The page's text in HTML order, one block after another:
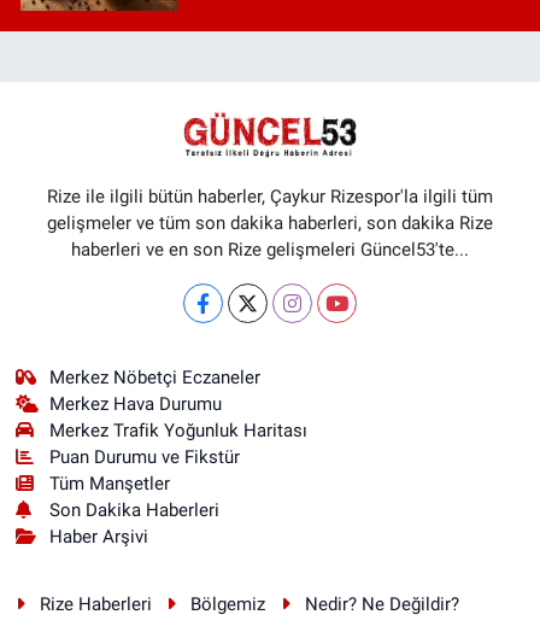
Rize ile ilgili bütün haberler, Çaykur Rizespor'la ilgili tüm
gelişmeler ve tüm son dakika haberleri, son dakika Rize
haberleri ve en son Rize gelişmeleri Güncel53'te...
Merkez Nöbetçi Eczaneler
Merkez Hava Durumu
Merkez Trafik Yoğunluk Haritası
Puan Durumu ve Fikstür
Tüm Manşetler
Son Dakika Haberleri
Haber Arşivi
Rize Haberleri Bölgemiz Nedir? Ne Değildir?